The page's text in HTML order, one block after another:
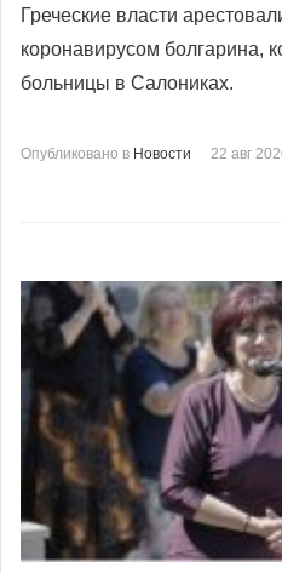
Греческие власти
коронавирусом болгарина,
больницы в Салониках.
Опубликовано в Новости 22 авг